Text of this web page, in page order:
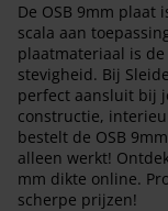
De OSB 9mm plaat
scala aan
plaatmateriaal is
stevigheid. Bij
perfect aansluit bij
constructie,
bestelt de OSB
alleen werkt!
mm dikte online.
scherpe prijzen!